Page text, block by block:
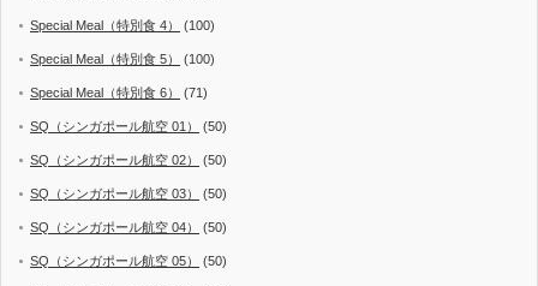
Special Meal（特別食 4） (100)
Special Meal（特別食 5） (100)
Special Meal（特別食 6） (71)
SQ（シンガポール航空 01） (50)
SQ（シンガポール航空 02） (50)
SQ（シンガポール航空 03） (50)
SQ（シンガポール航空 04） (50)
SQ（シンガポール航空 05） (50)